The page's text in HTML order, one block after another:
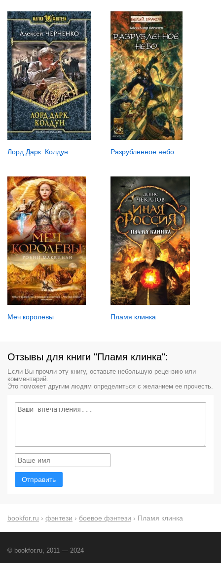
Лорд Дарк. Колдун Разрубленное небо
Меч королевы Пламя клинка
Отзывы для книги "Пламя клинка":
Если Вы прочли эту книгу, оставьте небольшую рецензию или
комментарий.
Это поможет другим людям определиться с желанием ее прочесть.
Отправить
bookfor.ru › фэнтези › боевое фэнтези › Пламя клинка
© bookfor.ru, 2011 — 2024